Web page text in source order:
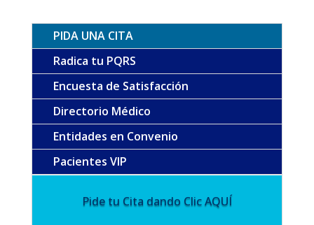
PIDA UNA CITA
Radica tu PQRS
Encuesta de Satisfacción
Directorio Médico
Entidades en Convenio
Pacientes VIP
Pide tu Cita dando Clic AQUÍ